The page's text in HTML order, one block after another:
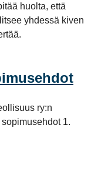
huolta, että
yhdessä kiven
ry:n
1.